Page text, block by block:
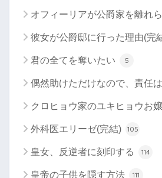
オフィーリアが公爵家を離れ
彼女が公爵邸に行った理由(完
君の全てを奪いたい 5
偶然助けただけなので、責任
クロヒョウ家のユキヒョウお
外科医エリーゼ(完結) 105
皇女、反逆者に刻印する 114
皇帝の子供を隠す方法 111